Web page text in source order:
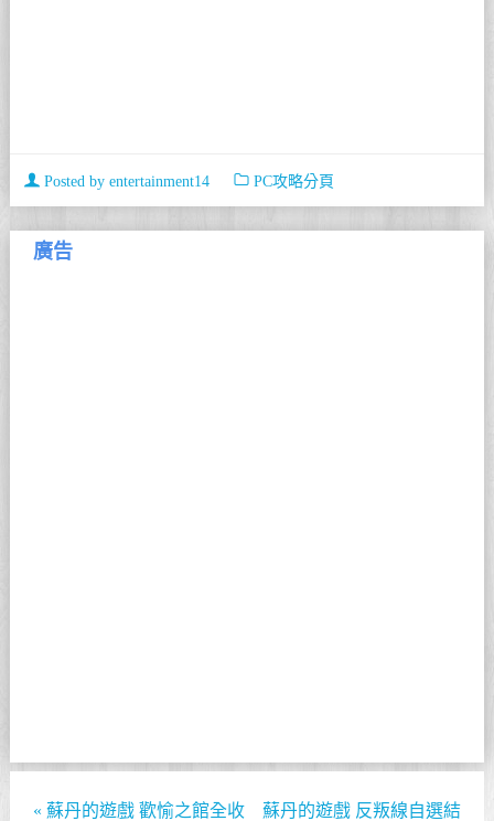
Posted by entertainment14 PC攻略分頁
廣告
« 蘇丹的遊戲 歡愉之館全收
蘇丹的遊戲 反叛線自選結